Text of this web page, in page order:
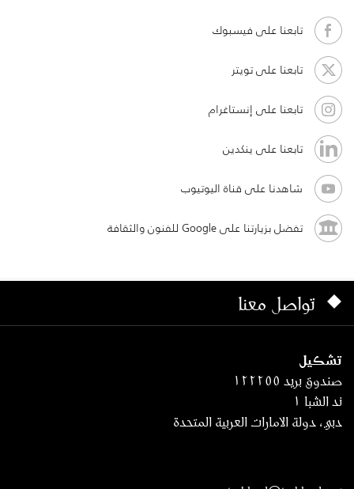
تابعنا على فيسبوك
تابعنا على تويتر
تابعنا على إنستاغرام
تابعنا على ينكدين
شاهدنا على قناة اليوتيوب
تفضل بزيارتنا على Google للفنون والثقافة
تواصل معنا
تشكيل
صندوق بريد ١٢٢٢٥٥
ند الشبا ١
دبي، دولة الامارات العربية المتحدة